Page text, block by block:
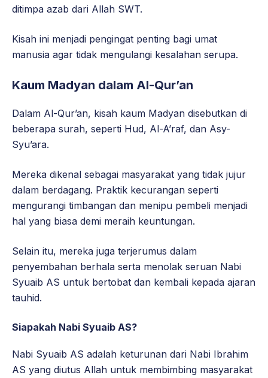
ditimpa azab dari Allah SWT.
Kisah ini menjadi pengingat penting bagi umat
manusia agar tidak mengulangi kesalahan serupa.
Kaum Madyan dalam Al-Qur’an
Dalam Al-Qur’an, kisah kaum Madyan disebutkan di
beberapa surah, seperti Hud, Al-A’raf, dan Asy-
Syu’ara.
Mereka dikenal sebagai masyarakat yang tidak jujur
dalam berdagang. Praktik kecurangan seperti
mengurangi timbangan dan menipu pembeli menjadi
hal yang biasa demi meraih keuntungan.
Selain itu, mereka juga terjerumus dalam
penyembahan berhala serta menolak seruan Nabi
Syuaib AS untuk bertobat dan kembali kepada ajaran
tauhid.
Siapakah Nabi Syuaib AS?
Nabi Syuaib AS adalah keturunan dari Nabi Ibrahim
AS yang diutus Allah untuk membimbing masyarakat